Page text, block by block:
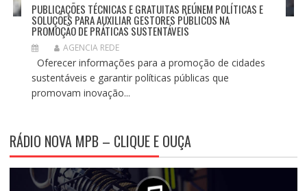
PUBLICAÇÕES TÉCNICAS E GRATUITAS REÚNEM POLÍTICAS E
SOLUÇÕES PARA AUXILIAR GESTORES PÚBLICOS NA
PROMOÇÃO DE PRÁTICAS SUSTENTÁVEIS
AGENCIA REDE
Oferecer informações para a promoção de cidades
sustentáveis e garantir políticas públicas que
promovam inovação...
RÁDIO NOVA MPB – CLIQUE E OUÇA